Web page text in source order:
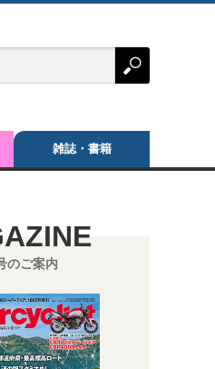
雑誌・書籍
のご案内